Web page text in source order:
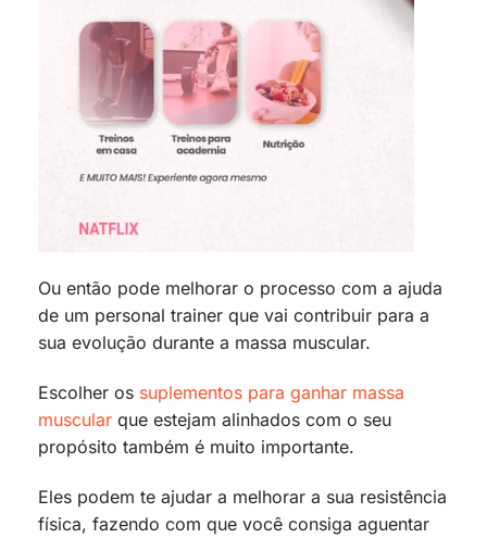
Ou então pode melhorar o processo com a ajuda
de um personal trainer que vai contribuir para a
sua evolução durante a massa muscular.
Escolher os suplementos para ganhar massa
muscular que estejam alinhados com o seu
propósito também é muito importante.
Eles podem te ajudar a melhorar a sua resistência
física, fazendo com que você consiga aguentar